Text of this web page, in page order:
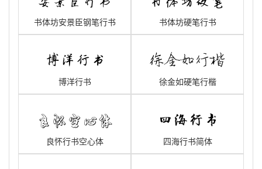
书体坊安景臣钢笔行书 书体坊硬笔行书
博洋行书 徐金如硬笔行楷
良怀行书空心体 四海行书简体